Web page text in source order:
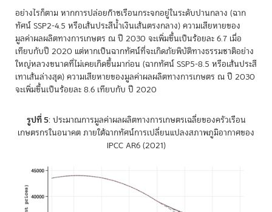
อย่างไรก็ตาม หากการปล่อยก๊าซเรือนกระจกอยู่ในระดับปานกลาง (ฉาก
ทัศน์ SSP2-4.5 หรือเส้นประสีน้ำเงินเส้นตรงกลาง) ความเสียหายของ
มูลค่าผลผลิตทางการเกษตร ณ ปี 2030 จะเพิ่มขึ้นเป็นร้อยละ 6.7 เมื่อ
เทียบกับปี 2020 แต่หากเป็นฉากทัศน์ที่จะเกิดภัยพิบัติทางธรรมชาติอย่าง
ใหญ่หลวงขนาดที่ไม่เคยเกิดขึ้นมาก่อน (ฉากทัศน์ SSP5-8.5 หรือเส้นประสี
เทาเส้นล่างสุด) ความเสียหายของมูลค่าผลผลิตทางการเกษตร ณ ปี 2030
จะเพิ่มขึ้นเป็นร้อยละ 8.6 เทียบกับ ปี 2020
รูปที่ 5: ประมาณการมูลค่าผลผลิตทางการเกษตรเฉลี่ยของครัวเรือน
เกษตรกรในอนาคต ภายใต้ฉากทัศน์การเปลี่ยนแปลงสภาพภูมิอากาศของ
IPCC AR6 (2021)